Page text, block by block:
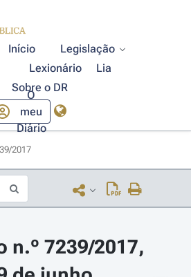
Início
Legislação
Lexionário
Lia
Sobre o DR
O
meu
Diário
2017
n.º 7239/2017,